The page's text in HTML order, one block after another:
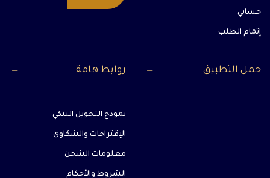
حسابي
إتمام الطلب
حمل التطبيق روابط هامة
نموذج التحويل البنكي
الإقتراحات والشكاوى
معلومات الشحن
الشروط والأحكام